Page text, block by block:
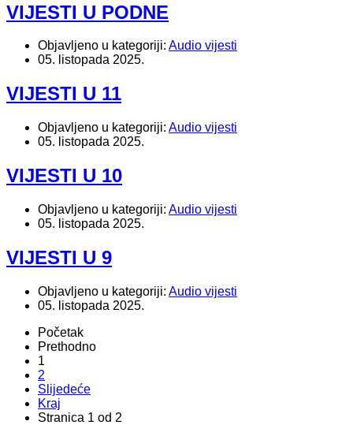
VIJESTI U PODNE
Objavljeno u kategoriji: Audio vijesti
05. listopada 2025.
VIJESTI U 11
Objavljeno u kategoriji: Audio vijesti
05. listopada 2025.
VIJESTI U 10
Objavljeno u kategoriji: Audio vijesti
05. listopada 2025.
VIJESTI U 9
Objavljeno u kategoriji: Audio vijesti
05. listopada 2025.
Početak
Prethodno
1
2
Slijedeće
Kraj
Stranica 1 od 2